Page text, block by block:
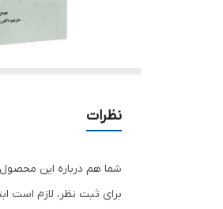
نظرات
شما هم درباره این
برای ثبت نظر، لازم است